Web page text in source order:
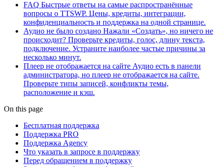
FAQ Быстрые ответы на самые распространённые
вопросы о TTSWP. Цены, кредиты, интеграции,
конфиденциальность и поддержка на одной странице.
Аудио не было создано Нажали «Создать», но ничего не
происходит? Проверьте кредиты, голос, длину текста,
подключение. Устраните наиболее частые причины за
несколько минут.
Плеер не отображается на сайте Аудио есть в панели
администратора, но плеер не отображается на сайте.
Проверьте типы записей, конфликты темы,
расположение и кэш.
On this page
Бесплатная поддержка
Поддержка PRO
Поддержка Agency
Что указать в запросе в поддержку
Перед обращением в поддержку